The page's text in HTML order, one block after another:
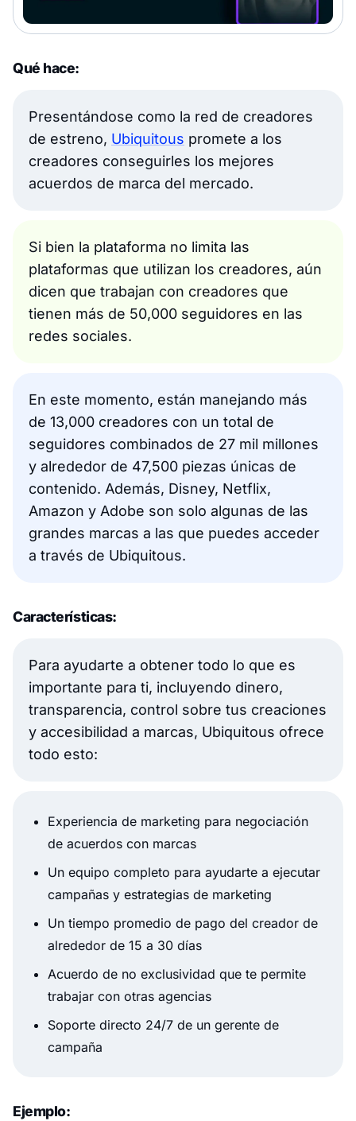
Qué hace:
Presentándose como la red de creadores
de estreno, Ubiquitous promete a los
creadores conseguirles los mejores
acuerdos de marca del mercado.
Si bien la plataforma no limita las
plataformas que utilizan los creadores, aún
dicen que trabajan con creadores que
tienen más de 50,000 seguidores en las
redes sociales.
En este momento, están manejando más
de 13,000 creadores con un total de
seguidores combinados de 27 mil millones
y alrededor de 47,500 piezas únicas de
contenido. Además, Disney, Netflix,
Amazon y Adobe son solo algunas de las
grandes marcas a las que puedes acceder
a través de Ubiquitous.
Características:
Para ayudarte a obtener todo lo que es
importante para ti, incluyendo dinero,
transparencia, control sobre tus creaciones
y accesibilidad a marcas, Ubiquitous ofrece
todo esto:
Experiencia de marketing para negociación
de acuerdos con marcas
Un equipo completo para ayudarte a ejecutar
campañas y estrategias de marketing
Un tiempo promedio de pago del creador de
alrededor de 15 a 30 días
Acuerdo de no exclusividad que te permite
trabajar con otras agencias
Soporte directo 24/7 de un gerente de
campaña
Ejemplo: